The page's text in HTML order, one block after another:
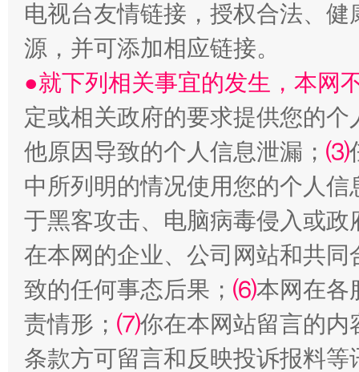
受贿1.44亿！段成刚被判无期 从幼
全民健身五年计划来了！等你上场
电视台友情链接，授权合法、
源，并可添加相应链接。
●就下列相关事宜的发生，本网
定或相关政府的要求提供您的个
他原因导致的个人信息泄漏； ⑶
中所列明的情况使用您的个人
于黑客攻击、电脑病毒侵入或
在本网的企业、公司网站和共
致的任何事态后果； ⑹本网在各
责情形； ⑺你在本网站留言的内
条款方可留言和反映投诉报料